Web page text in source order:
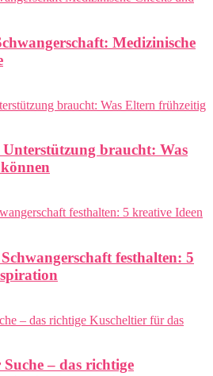
Medizinische
braucht: Was
festhalten: 5
– das richtige